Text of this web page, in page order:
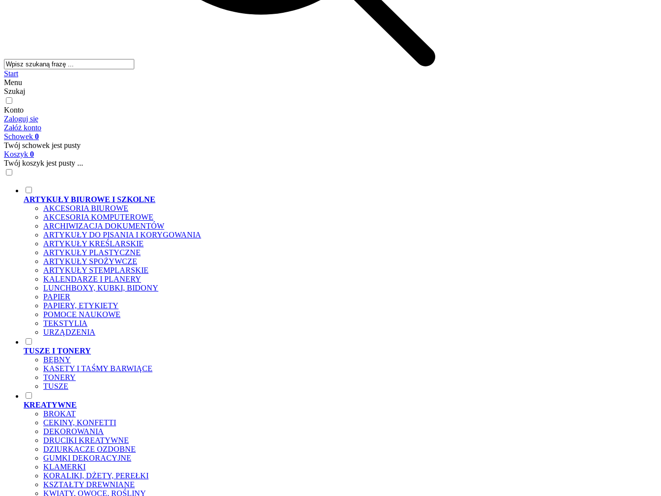
Start
Menu
Szukaj
Konto
Zaloguj się
Załóż konto
Schowek 0
Twój schowek jest pusty
Koszyk 0
Twój koszyk jest pusty ...
ARTYKUŁY BIUROWE I SZKOLNE
AKCESORIA BIUROWE
AKCESORIA KOMPUTEROWE
ARCHIWIZACJA DOKUMENTÓW
ARTYKUŁY DO PISANIA I KORYGOWANIA
ARTYKUŁY KREŚLARSKIE
ARTYKUŁY PLASTYCZNE
ARTYKUŁY SPOŻYWCZE
ARTYKUŁY STEMPLARSKIE
KALENDARZE I PLANERY
LUNCHBOXY, KUBKI, BIDONY
PAPIER
PAPIERY, ETYKIETY
POMOCE NAUKOWE
TEKSTYLIA
URZĄDZENIA
TUSZE I TONERY
BĘBNY
KASETY I TAŚMY BARWIĄCE
TONERY
TUSZE
KREATYWNE
BROKAT
CEKINY, KONFETTI
DEKOROWANIA
DRUCIKI KREATYWNE
DZIURKACZE OZDOBNE
GUMKI DEKORACYJNE
KLAMERKI
KORALIKI, DŻETY, PEREŁKI
KSZTAŁTY DREWNIANE
KWIATY, OWOCE, ROŚLINY